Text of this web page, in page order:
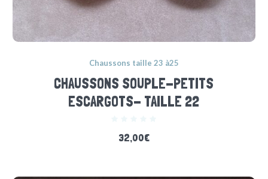
Chaussons taille 23 à25
CHAUSSONS SOUPLE-PETITS
ESCARGOTS- TAILLE 22
32,00€